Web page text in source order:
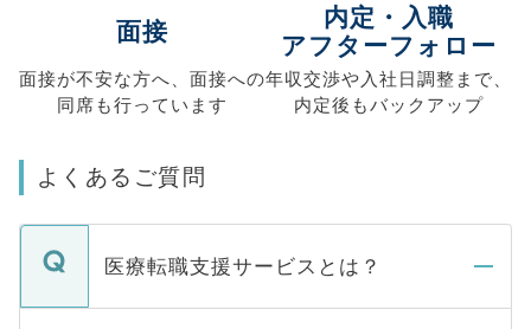
面接
面接が不安な方へ、 面接への
同席も行っています
内定・入職
アフターフォロー
年収交渉や入社日調整まで、
内定後もバックアップ
よくあるご質問
医療転職支援サービスとは？